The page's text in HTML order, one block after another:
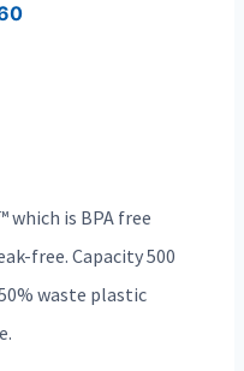
is BPA free
free. Capacity 500
waste plastic